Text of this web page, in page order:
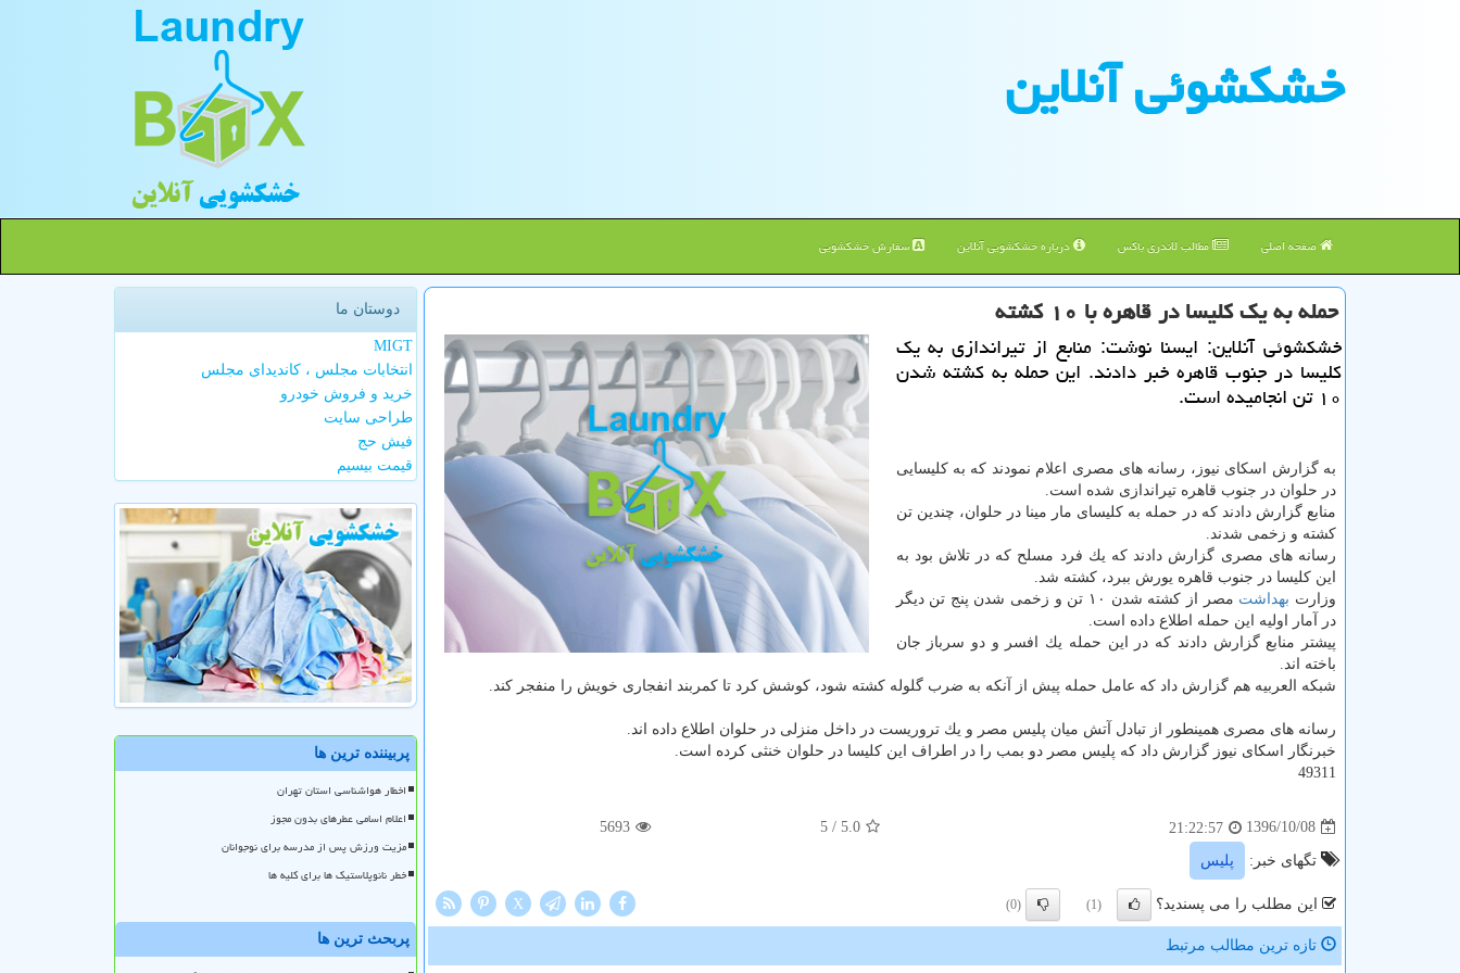
خشكشوئی آنلاین
صفحه اصلی مطالب لاندری باکس درباره خشکشویی آنلاین سفارش خشکشویی
حمله به یك كلیسا در قاهره با ۱۰ كشته
خشكشوئی آنلاین: ایسنا نوشت: منابع از تیراندازی به یك
كلیسا در جنوب قاهره خبر دادند. این حمله به كشته شدن
۱۰ تن انجامیده است.
به گزارش اسكای نیوز، رسانه های مصری اعلام نمودند كه به كلیسایی
در حلوان در جنوب قاهره تیراندازی شده است.
منابع گزارش دادند كه در حمله به كلیسای مار مینا در حلوان، چندین تن
كشته و زخمی شدند.
رسانه های مصری گزارش دادند كه یك فرد مسلح كه در تلاش بود به
این كلیسا در جنوب قاهره یورش ببرد، كشته شد.
وزارت بهداشت
مصر از كشته شدن ۱۰ تن و زخمی شدن پنج تن دیگر
در آمار اولیه این حمله اطلاع داده است.
پیشتر منابع گزارش دادند كه در این حمله یك افسر و دو سرباز جان
باخته اند.
شبكه العربیه هم گزارش داد كه عامل حمله پیش از آنكه به ضرب گلوله كشته شود، كوشش كرد تا كمربند انفجاری خویش را منفجر كند.
رسانه های مصری همینطور از تبادل آتش میان پلیس مصر و یك تروریست در داخل منزلی در حلوان اطلاع داده اند.
خبرنگار اسكای نیوز گزارش داد كه پلیس مصر دو بمب را در اطراف این كلیسا در حلوان خنثی كرده است.
49311
1396/10/08
21:22:57
5.0
/ 5
5693
تگهای خبر: پلیس
این مطلب را می پسندید؟ (1)
(0)
X
تازه ترین مطالب مرتبط
دوستان ما
MIGT
انتخابات مجلس ، کاندیدای مجلس
خرید و فروش خودرو
طراحی سایت
فیش حج
قیمت بیسیم
پربیننده ترین ها
اخطار هواشناسی استان تهران
اعلام اسامی عطرهای بدون مجوز
مزیت ورزش پس از مدرسه برای نوجوانان
خطر نانوپلاستیک ها برای کلیه ها
پربحث ترین ها